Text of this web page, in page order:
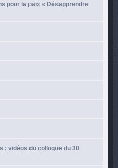
pour la paix « Désapprendre
: vidéos du colloque du 30